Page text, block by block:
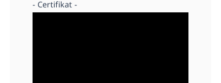
- Certifikat -